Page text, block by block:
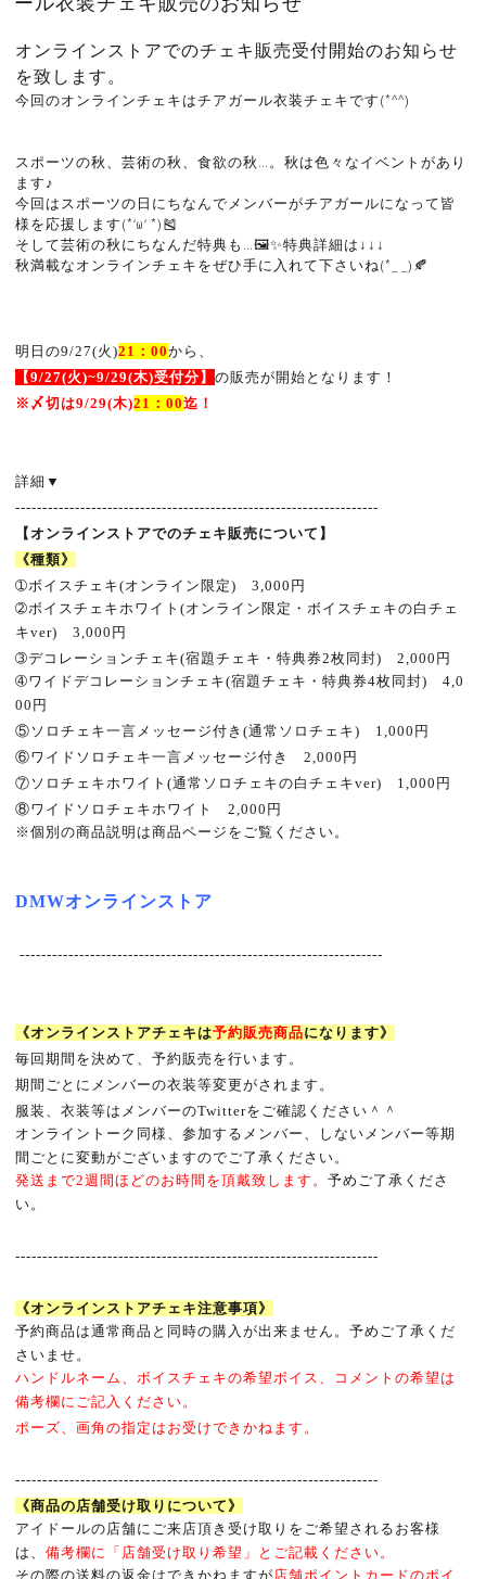
オンラインストアでのチェキ販売受付開始のお知らせ
を致します。
今回のオンラインチェキはチアガール衣装チェキです(*^^)
スポーツの秋、芸術の秋、食欲の秋…。秋は色々なイベントがあり
ます♪
今回はスポーツの日にちなんでメンバーがチアガールになって皆
様を応援します(*‘ω‘ *)🎽
そして芸術の秋にちなんだ特典も…🖼✨特典詳細は↓↓↓
秋満載なオンラインチェキをぜひ手に入れて下さいね(*_ _)🍂
明日の9/27(火)21 ：00から、
【9/27(火)~9/29(木)受付分】の販売が開始となります！
※ 〆切は9/29(木)21 ：00迄！
詳細 ▼
-------------------------------------------------------------------
【オンラインストアでのチェキ販売について】
《種類》
➀ボイスチェキ(オンライン限定) 3,000 円
➁ボイスチェキホワイト(オンライン限定・ボイスチェキの白チェ
キver) 3,000 円
➂デコレーションチェキ(宿題チェキ・特典券2枚同封) 2,000 円
➃ワイドデコレーションチェキ(宿題チェキ・特典券4枚同封)
4,0
00 円
⑤ ソロチェキ一言メッセージ付き(通常ソロチェキ) 1,000 円
⑥ワイドソロチェキ一言メッセージ付き2,000 円
⑦ ソロチェキホワイト(通常ソロチェキの白チェキver) 1,000 円
⑧ワイドソロチェキホワイト2,000 円
※個別の商品説明は商品ページをご覧ください。
DMWオンラインストア
-------------------------------------------------------------------
《オンラインストアチェキは予約販売商品になります》
毎回期間を決めて、予約販売を行います。
期間ごとにメンバーの衣装等変更がされます。
服装、衣装等はメンバーのTwitterをご確認ください＾＾
オンライントーク同様、参加するメンバー、しないメンバー等期
間ごとに変動がございますのでご了承ください。
発送まで2週間ほどのお時間を頂戴致します。予めご了承くださ
い。
-------------------------------------------------------------------
《オンラインストアチェキ注意事項》
予約商品は通常商品と同時の購入が出来ません。予めご了承くだ
さいませ。
ハンドルネーム、ボイスチェキの希望ボイス、コメントの希望は
備考欄にご記入ください。
ポーズ、画角の指定はお受けできかねます。
-------------------------------------------------------------------
《商品の店舗受け取りについて》
アイドールの店舗にご来店頂き受け取りをご希望されるお客様
は、備考欄に「店舗受け取り希望」とご記載ください。
その際の送料の返金はできかねますが 店舗ポイントカードのポイ